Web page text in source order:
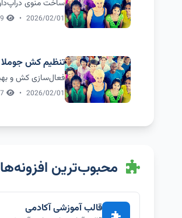
ساخت منوی
2026/02/01
•
تنظیم کش
فعال‌سازی کش و
2026/02/01
•
محبوب‌ترین افزونه‌ها
قالب آموزشی آکادمی